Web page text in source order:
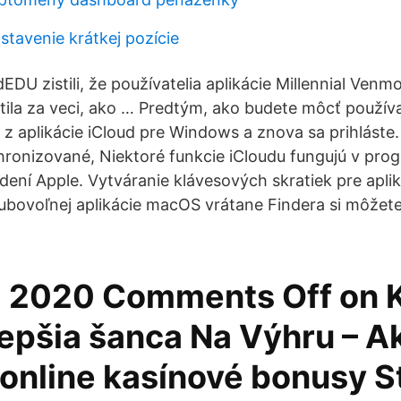
krátkej pozície
zistili, že používatelia aplikácie Millennial
za veci, ako … Predtým, ako budete môcť
aplikácie iCloud pre Windows a znova sa
Niektoré funkcie iCloudu fungujú v
Apple. Vytváranie klávesových skratiek pre
aplikácie macOS vrátane Findera si
2020 Comments Off on
šanca Na Výhru –
kasínové bonusy